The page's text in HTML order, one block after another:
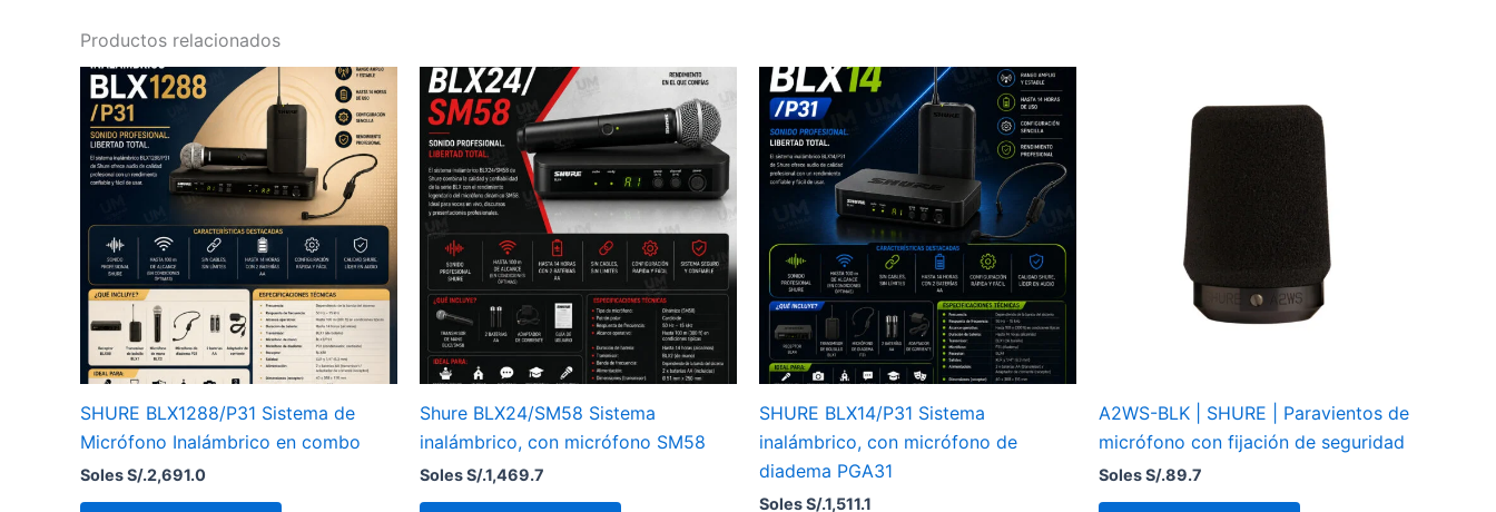
Productos relacionados
SHURE BLX1288/P31 Sistema de
Micrófono Inalámbrico en combo
Soles S/.2,691.0
Shure BLX24/SM58 Sistema
inalámbrico, con micrófono SM58
Soles S/.1,469.7
SHURE BLX14/P31 Sistema
inalámbrico, con micrófono de
diadema PGA31
Soles S/.1,511.1
A2WS-BLK | SHURE | Paravientos de
micrófono con fijación de seguridad
Soles S/.89.7